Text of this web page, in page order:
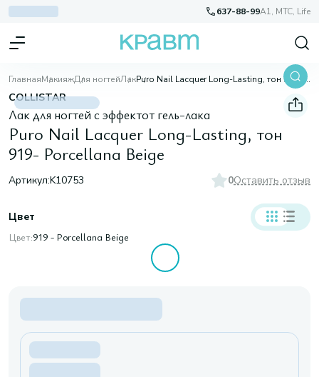
637-88-99A1, МТС, Life
ГлавнаяМакияжДля ногтейЛак Puro Nail Lacquer Long-Lasting, тон 919- Porcellana Beige
COLLISTAR
Лак для ногтей с эффектот гель-лака
Puro Nail Lacquer Long-Lasting, тон
919- Porcellana Beige
Артикул:K10753 0Оставить отзыв
Цвет
Цвет:919 - Porcellana Beige